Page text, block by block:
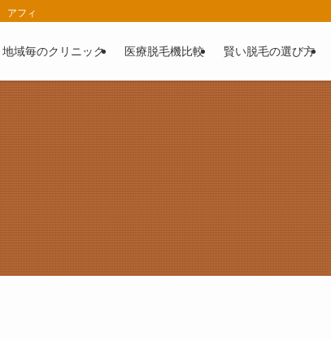
フィリエイト広告を利用したサイトです。 | 女性の為の失敗しない医療
地域毎のクリニック 医療脱毛機比較 賢い脱毛の選び方